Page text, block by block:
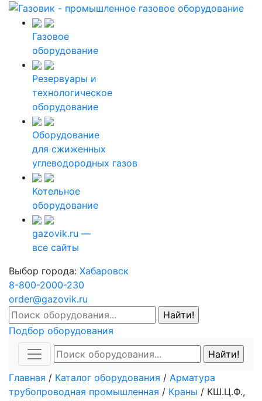
Газовое
оборудование
Резервуары и
технологическое
оборудование
Оборудование
для сжиженных
углеводородных газов
Котельное
оборудование
gazovik.ru —
все сайты
Выбор города: Хабаровск
8-800-2000-230
order@gazovik.ru
Подбор оборудования
Главная / Каталог оборудования / Арматура
трубопроводная промышленная / Краны / КШ.Ц.Ф.,